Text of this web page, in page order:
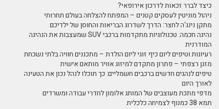
כיצד לברר זכאות לדרכון אירופאי?
ניהול מוניטין לעסקים קטנים – המפתח להצלחה בעולם תחרותי
מתקן נינג'ה לחצר: הדרך לשדרוג הבריאות והחוסן של ילדיכם
נהיגה חכמה: טכנולוגיות מתקדמות ברכבי SUV שמעצבות את הנהיגה
המודרנית
רעיונות וטיפים ליום כיף זוגי ליום הולדת – מתכננים חוויה בלתי נשכחת
מזגן רצפתי – פתרון מתקדם למיזוג אוויר מותאם אישית
טיפים לנהגים חדשים ברכבים חשמליים: כך תוכלו לנהל נכון את הטעינה
לאורך היום
מדפי מתכת מעוצבים של המותג אלומון לחדרי עבודה ומשרדים
תמא 38 כמנוף לצמיחה כלכלית